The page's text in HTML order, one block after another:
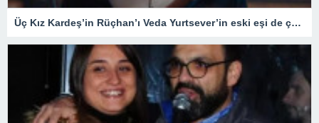
Üç Kız Kardeş’in Rüçhan’ı Veda Yurtsever’in eski eşi de çok ünlü çıktı! Meğer Güldür Güldür’ün yıldızıyla…